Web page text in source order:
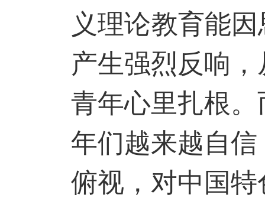
义理论教育能
产生强烈反响
青年心里扎根
年们越来越自
俯视，对中国